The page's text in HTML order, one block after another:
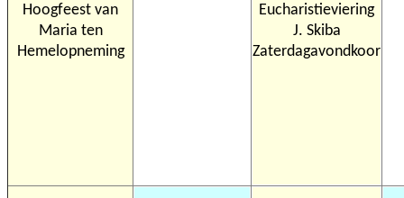
Hoogfeest van
Maria ten
Hemelopneming
Eucharistieviering
J. Skiba
Zaterdagavondkoor